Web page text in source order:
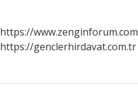
https://www.zenginforum.com
https://genclerhirdavat.com.tr